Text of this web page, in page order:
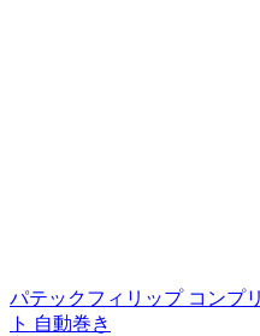
パテックフィリップ コンプ
ト 自動巻き